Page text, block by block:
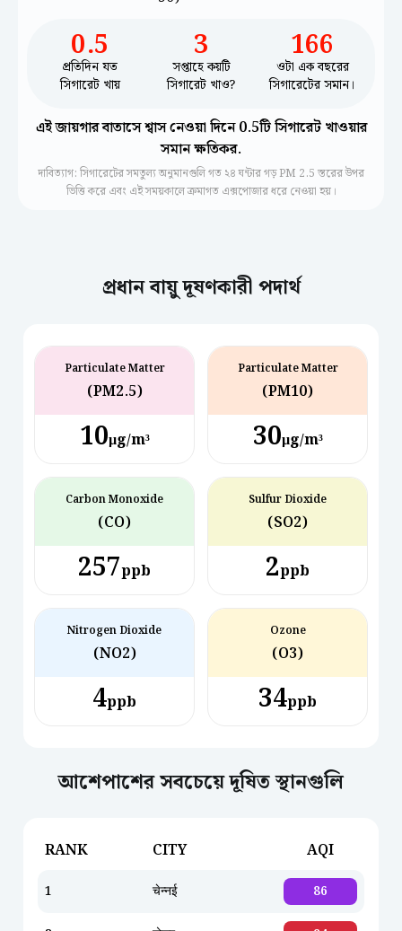
0.5
প্রতিদিন যত
সিগারেট খায়
3
সপ্তাহে কয়টি
সিগারেট খাও?
166
ওটা এক বছরের
সিগারেটের সমান।
এই জায়গার বাতাসে শ্বাস নেওয়া দিনে 0.5টি সিগারেট খাওয়ার
সমান ক্ষতিকর.
দাবিত্যাগ: সিগারেটের সমতুল্য অনুমানগুলি গত ২৪ ঘন্টার গড় PM 2.5 স্তরের উপর
ভিত্তি করে এবং এই সময়কালে ক্রমাগত এক্সপোজার ধরে নেওয়া হয়।
প্রধান বায়ু দূষণকারী পদার্থ
Particulate Matter
(PM2.5)
10µg/m³
Particulate Matter
(PM10)
30µg/m³
Carbon Monoxide
(CO)
257ppb
Sulfur Dioxide
(SO2)
2ppb
Nitrogen Dioxide
(NO2)
4ppb
Ozone
(O3)
34ppb
আশেপাশের সবচেয়ে দূষিত স্থানগুলি
RANK CITY AQI
1 चेन्नई 86